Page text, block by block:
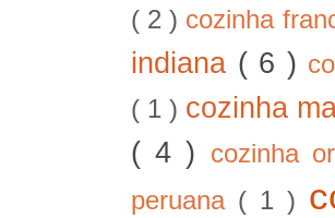
( 2 ) cozinha
indiana ( 6 )
( 1 ) cozinha
( 4 )
cozinha
peruana ( 1 )